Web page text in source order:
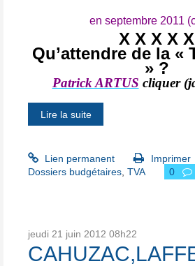
en septembre 2011
X X X X X
Qu’attendre de la «
» ?
Patrick ARTUS cliquer
Lire la suite
Lien permanent Imprimer
Dossiers budgétaires TVA 0
jeudi 21 juin 2012 08h22